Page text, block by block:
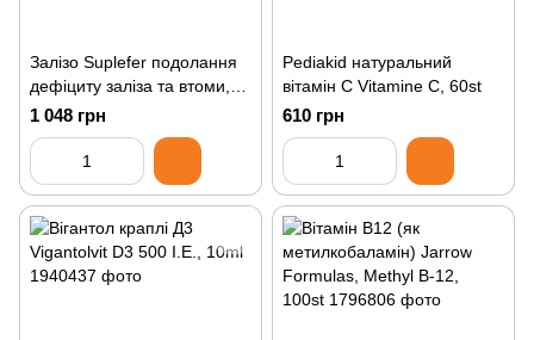
Залізо Suplefer подолання
дефіциту заліза та втоми,
30st
1 048 грн
Pediakid натуральний
вітамін C Vitamine C, 60st
610 грн